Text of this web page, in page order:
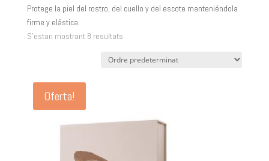
Protege la piel del rostro, del cuello y del escote manteniéndola
firme y elástica.
S'estan mostrant 8 resultats
Oferta!